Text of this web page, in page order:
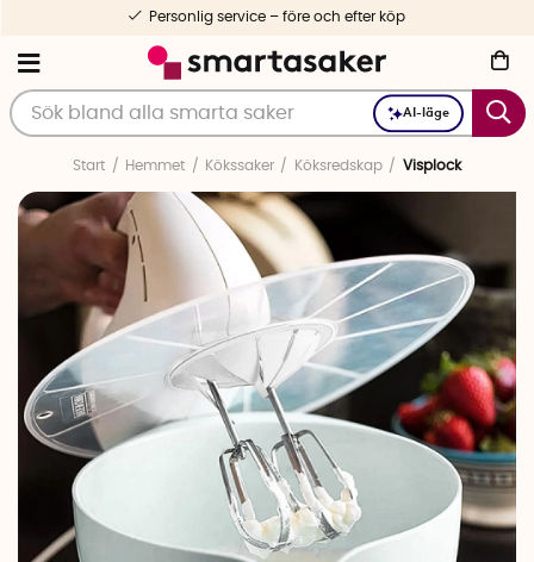
AI-läge
Personlig service – före och efter köp
Start Hemmet Kökssaker Köksredskap Visplock